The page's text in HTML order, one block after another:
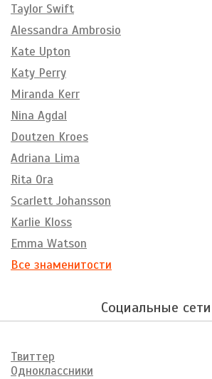
Taylor Swift
Alessandra Ambrosio
Kate Upton
Katy Perry
Miranda Kerr
Nina Agdal
Doutzen Kroes
Adriana Lima
Rita Ora
Scarlett Johansson
Karlie Kloss
Emma Watson
Все знаменитости
Социальные сети
Твиттер
Одноклассники